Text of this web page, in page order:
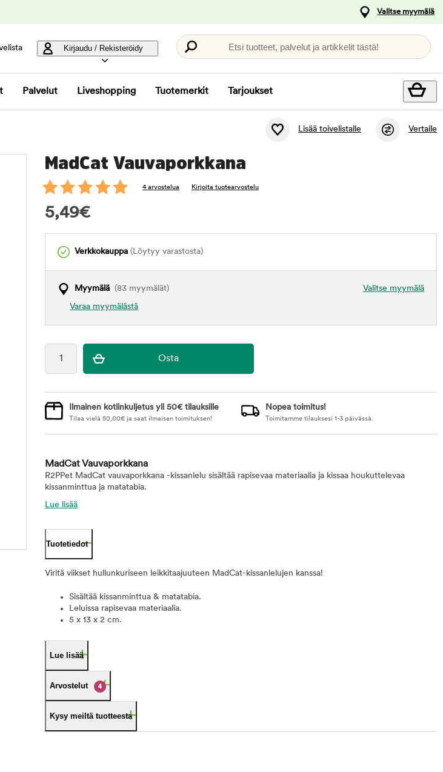
Valitse myymälä
Kirjaudu / Rekisteröidy Etsi tuotteet, palvelut ja artikkelit tästä!
Palvelut Liveshopping Tuotemerkit Tarjoukset
Lisää toivelistalle Vertaile
MadCat Vauvaporkkana
4 arvostelua Kirjoita tuotearvostelu
5,49€
Verkkokauppa (Löytyy varastosta)
Valitse myymälä
Myymälä (83 myymälät)
Varaa myymälästä
Ilmainen kotiinkuljetus yli 50€ tilauksille
Tilaa vielä 50,00€ ja saat ilmaisen toimituksen!
Nopea toimitus!
Toimitamme tilauksesi 1-3 päivässä.
MadCat Vauvaporkkana
R2PPet MadCat vauvaporkkana -kissanlelu sisältää rapisevaa materiaalia ja kissaa houkuttelevaa
kissanminttua ja matatabia.
Lue lisää
Tuotetiedot
Viritä viikset hullunkuriseen leikkitaajuuteen MadCat-kissanlelujen kanssa!
Sisältää kissanminttua & matatabia.
Leluissa rapisevaa materiaalia.
5 x 13 x 2 cm.
Lue lisää
Arvostelut 4
Kysy meiltä tuotteesta